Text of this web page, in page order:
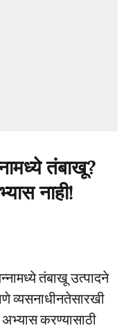
तंबाखू?
नाही!
तंबाखू उत्पादने
व्यसनाधीनतेसारखी
करण्यासाठी